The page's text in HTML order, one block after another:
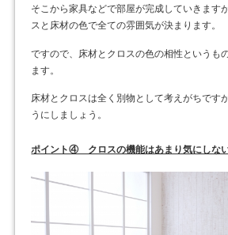
そこから家具などで部屋が完成していきます
スと床材の色で全ての雰囲気が決まります。
ですので、床材とクロスの色の相性というも
ます。
床材とクロスは全く別物として考えがちです
うにしましょう。
ポイント④ クロスの機能はあまり気にしな